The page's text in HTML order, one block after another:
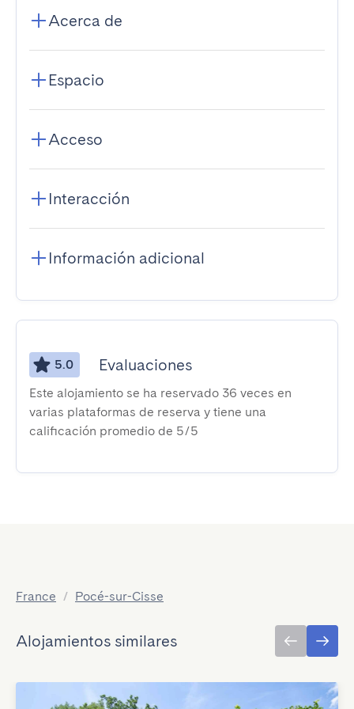
Acerca de
Espacio
Acceso
Interacción
Información adicional
5.0 Evaluaciones
Este alojamiento se ha reservado 36 veces en
varias plataformas de reserva y tiene una
calificación promedio de 5/5
France / Pocé-sur-Cisse
Alojamientos similares